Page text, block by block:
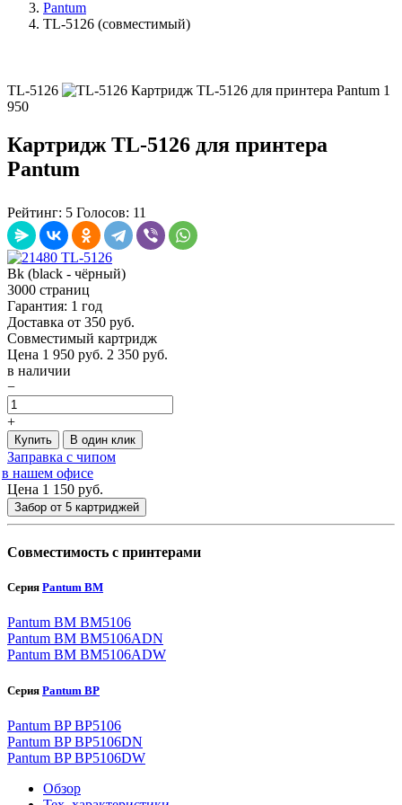
Pantum
TL-5126 (совместимый)
TL-5126 Картридж TL-5126 для принтера Pantum 1
950
Картридж TL-5126 для принтера
Pantum
Рейтинг: 5 Голосов: 11
Bk (black - чёрный)
3000 страниц
Гарантия: 1 год
Доставка от 350 руб.
Совместимый картридж
Цена 1 950 руб. 2 350 руб.
в наличии
−
+
Купить В один клик
Заправка с чипом
в нашем офисе
Цена 1 150 руб.
Забор от 5 картриджей
Совместимость с принтерами
Серия Pantum BM
Pantum BM BM5106
Pantum BM BM5106ADN
Pantum BM BM5106ADW
Серия Pantum BP
Pantum BP BP5106
Pantum BP BP5106DN
Pantum BP BP5106DW
Обзор